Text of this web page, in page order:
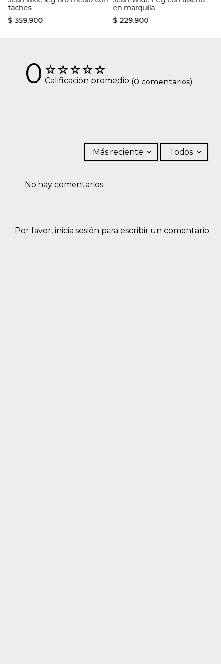
revés.
taches
$ 359.900
en marquilla
$ 229.900
☆☆☆☆☆
0 Calificación promedio (0 comentarios)
Por favor, inicia sesión para escribir un comentario.
Más reciente Todos
No hay comentarios.